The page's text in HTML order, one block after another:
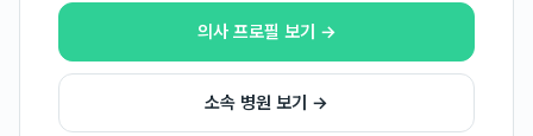
의사 프로필 보기 →
소속 병원 보기 →